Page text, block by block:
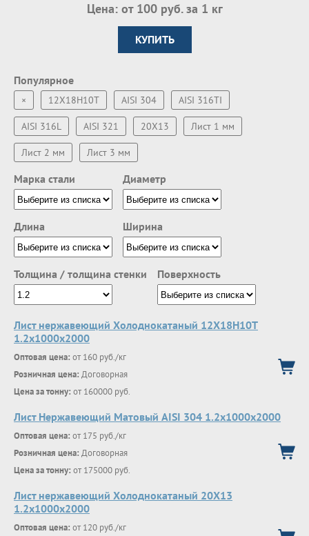
Цена: от 100 руб. за 1 кг
КУПИТЬ
Популярное
× 12Х18Н10Т AISI 304 AISI 316TI
AISI 316L AISI 321 20Х13 Лист 1 мм
Лист 2 мм Лист 3 мм
Марка стали Диаметр
Длина Ширина
Толщина / толщина стенки Поверхность
Лист нержавеющий Холоднокатаный 12Х18Н10Т
1.2х1000х2000
Оптовая цена: от 160 руб./кг
Розничная цена: Договорная
Цена за тонну: от 160000 руб.
Лист Нержавеющий Матовый AISI 304 1.2х1000х2000
Оптовая цена: от 175 руб./кг
Розничная цена: Договорная
Цена за тонну: от 175000 руб.
Лист нержавеющий Холоднокатаный 20X13
1.2х1000х2000
Оптовая цена: от 120 руб./кг